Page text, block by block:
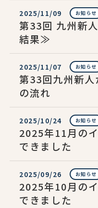
2025/11/09 お知らせ
第33回 九州新
結果≫
2025/11/07 お知らせ
第33回九州新
の流れ
2025/10/24 お知らせ
2025年11月の
できました
2025/09/26 お知らせ
2025年10月の
できました